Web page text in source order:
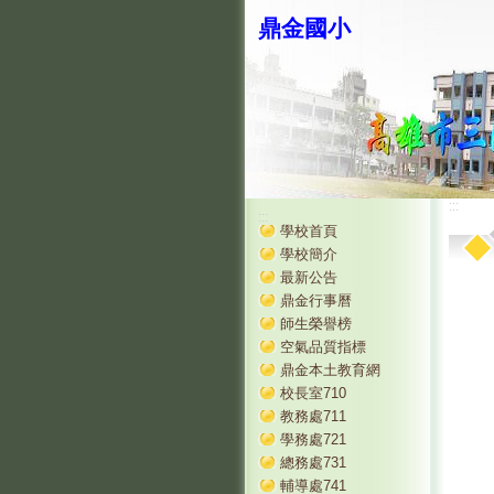
鼎金國小
:::
學校首頁
學校簡介
最新公告
鼎金行事曆
師生榮譽榜
空氣品質指標
鼎金本土教育網
校長室710
教務處711
學務處721
總務處731
輔導處741
:::